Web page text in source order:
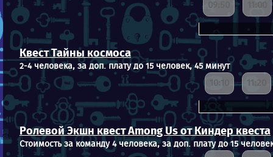
09:50 11:00
Квест Тайны космоса
2-4 человека, за доп. плату до 15 человек, 45 минут
10:10 11:20
Ролевой Экшн квест Among Us от Киндер квеста
Стоимость за команду 4 человека, за доп. плату до 15